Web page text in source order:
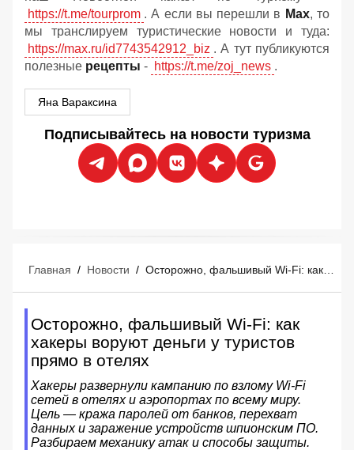
https://t.me/tourprom . А если вы перешли в Мах, то
мы транслируем туристические новости и туда:
https://max.ru/id7743542912_biz . А тут публикуются
полезные рецепты - https://t.me/zoj_news .
Яна Вараксина
Подписывайтесь на новости туризма
Главная / Новости /
Осторожно, фальшивый Wi-Fi: как
хакеры воруют деньги у туристов
прямо в отелях
Хакеры развернули кампанию по взлому Wi-Fi
сетей в отелях и аэропортах по всему миру.
Цель — кража паролей от банков, перехват
данных и заражение устройств шпионским ПО.
Разбираем механику атак и способы защиты.